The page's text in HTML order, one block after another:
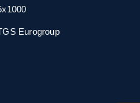
Eurogroup